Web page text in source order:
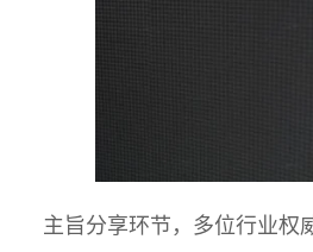
主旨分享环节，多位行业权